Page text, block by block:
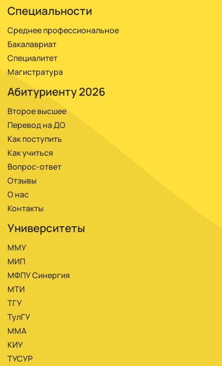
Специальности
Среднее профессиональное
Бакалавриат
Специалитет
Магистратура
Абитуриенту 2026
Второе высшее
Перевод на ДО
Как поступить
Как учиться
Вопрос-ответ
Отзывы
О нас
Контакты
Университеты
ММУ
МИП
МФПУ Синергия
МТИ
ТГУ
ТулГУ
ММА
КИУ
ТУСУР